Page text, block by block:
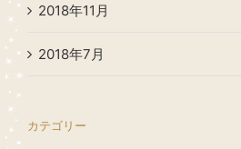
2018年11月
2018年7月
カテゴリー